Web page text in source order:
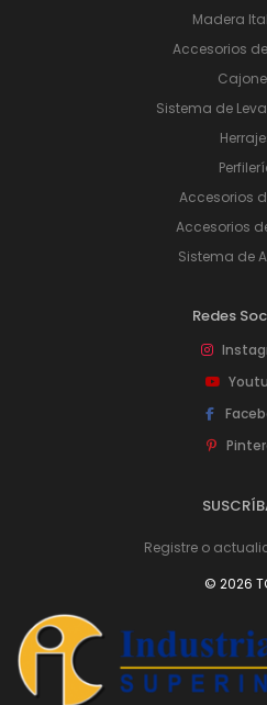
Madera
Accesorios
Sistema de
Accesorios
Accesorios
Sistema de
Redes
Registre o
© 2026